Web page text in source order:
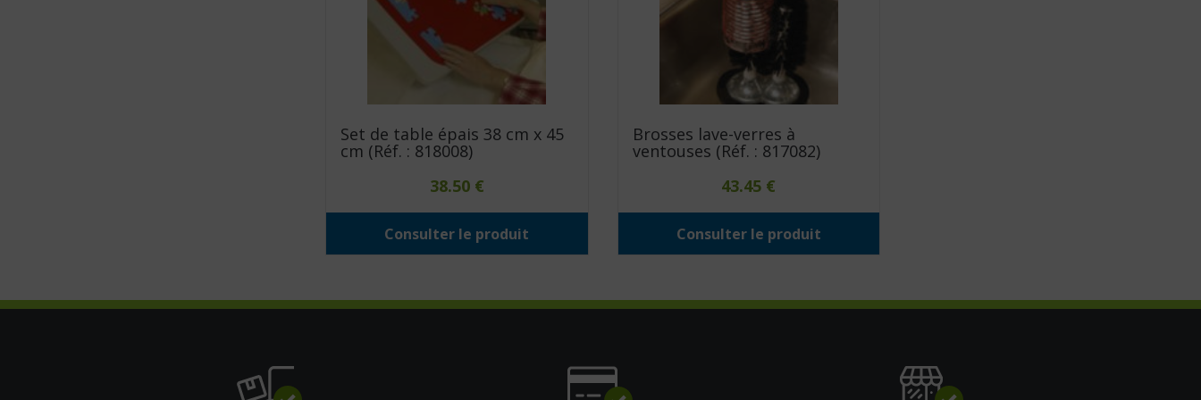
Set de table épais 38 cm x 45
cm (Réf. : 818008)
38.50 €
Consulter le produit
Brosses lave-verres à
ventouses (Réf. : 817082)
43.45 €
Consulter le produit